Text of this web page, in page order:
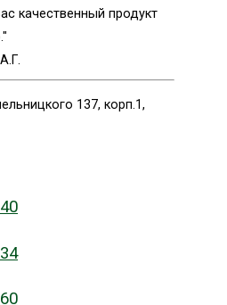
качественный продукт
137, корп.1,